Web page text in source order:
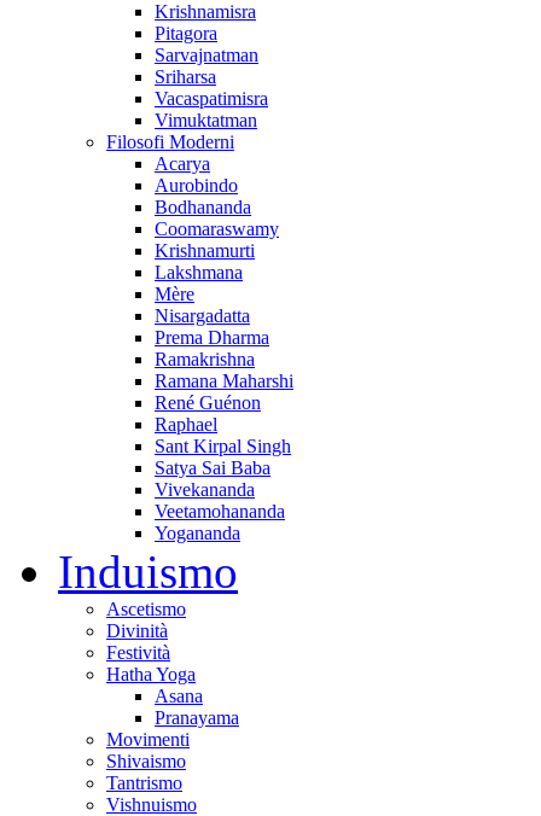
Krishnamisra
Pitagora
Sarvajnatman
Sriharsa
Vacaspatimisra
Vimuktatman
Filosofi Moderni
Acarya
Aurobindo
Bodhananda
Coomaraswamy
Krishnamurti
Lakshmana
Mère
Nisargadatta
Prema Dharma
Ramakrishna
Ramana Maharshi
René Guénon
Raphael
Sant Kirpal Singh
Satya Sai Baba
Vivekananda
Veetamohananda
Yogananda
Induismo
Ascetismo
Divinità
Festività
Hatha Yoga
Asana
Pranayama
Movimenti
Shivaismo
Tantrismo
Vishnuismo